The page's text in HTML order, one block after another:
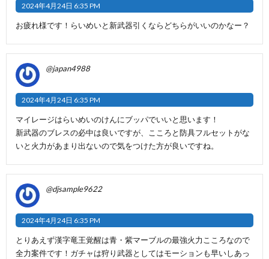
2024年4月24日 6:35 PM
お疲れ様です！らいめいと新武器引くならどちらがいいのかなー？
@japan4988
2024年4月24日 6:35 PM
マイレージはらいめいのけんにブッパでいいと思います！
新武器のブレスの必中は良いですが、こころと防具フルセットがな
いと火力があまり出ないので気をつけた方が良いですね。
@djsample9622
2024年4月24日 6:35 PM
とりあえず漢字竜王覚醒は青・紫マーブルの最強火力こころなので
全力案件です！ガチャは狩り武器としてはモーションも早いしあっ